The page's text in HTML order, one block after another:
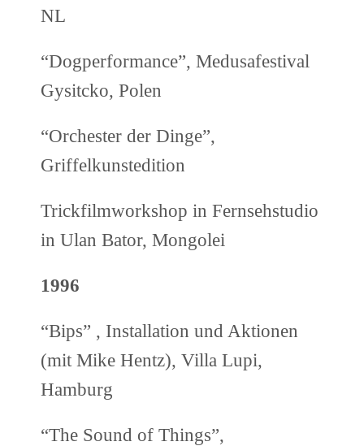
NL
“Dogperformance”, Medusafestival
Gysitcko, Polen
“Orchester der Dinge”,
Griffelkunstedition
Trickfilmworkshop in Fernsehstudio
in Ulan Bator, Mongolei
1996
“Bips” , Installation und Aktionen
(mit Mike Hentz), Villa Lupi,
Hamburg
“The Sound of Things”,